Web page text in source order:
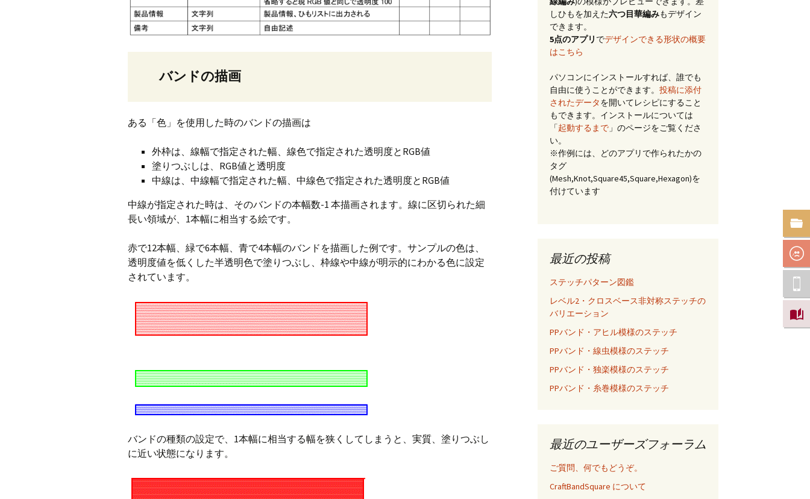
バンドの描画
ある「色」を使用した時のバンドの描画は
外枠は、線幅で指定された幅、線色で指定された透明度とRGB値
塗りつぶしは、RGB値と透明度
中線は、中線幅で指定された幅、中線色で指定された透明度とRGB値
中線が指定された時は、そのバンドの本幅数-1 本描画されます。線に区切られた細
長い領域が、1本幅に相当する絵です。
赤で12本幅、緑で6本幅、青で4本幅のバンドを描画した例です。サンプルの色は、
透明度値を低くした半透明色で塗りつぶし、枠線や中線が明示的にわかる色に設定
されています。
バンドの種類の設定で、1本幅に相当する幅を狭くしてしまうと、実質、塗りつぶし
に近い状態になります。
しひもを加えた六つ目華編みもデザイン
できます。
5点のアプリ でデザインできる形状の概要
はこちら
パソコンにインストールすれば、誰でも
自由に使うことができます。 投稿に添付
されたデータを開いてレシピにすること
もできます。インストールについては
「起動するまで 」のページをご覧くださ
い。
※作例には、どのアプリで作られたかの
タグ
(Mesh,Knot,Square45,Square,Hexagon)を
付けています
最近の投稿
ステッチパターン図鑑
レベル2・クロスベース非対称ステッチの
バリエーション
PPバンド・アヒル模様のステッチ
PPバンド・線虫模様のステッチ
PPバンド・独楽模様のステッチ
PPバンド・糸巻模様のステッチ
最近のユーザーズフォーラム
ご質問、何でもどうぞ。
CraftBandSquare について